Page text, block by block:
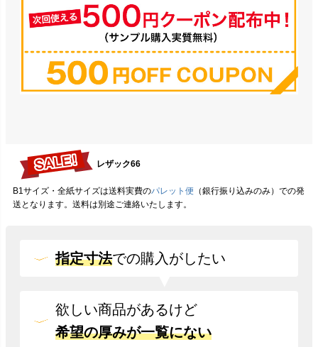
レザック66
B1サイズ・全紙サイズは送料実費のパレット便 （銀行振り込みのみ）での発
送となります。送料は別途ご連絡いたします。
指定寸法での購入がしたい
欲しい商品があるけど
希望の厚みが一覧にない